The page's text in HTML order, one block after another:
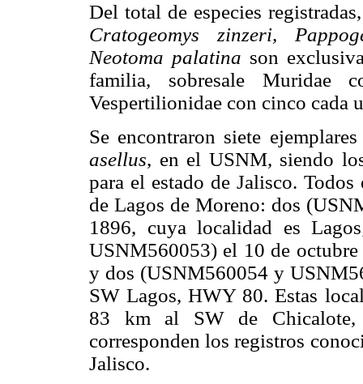
Del total de especies
Cratogeomys zinzeri,
Neotoma palatina son
familia, sobresale Muridae
Vespertilionidae con cinco cada
Se encontraron siete
asellus, en el USNM, siendo
para el estado de Jalisco.
de Lagos de Moreno: dos
1896, cuya localidad es
USNM560053) el 10 de
y dos (USNM560054 y
SW Lagos, HWY 80. Estas
83 km al SW de Chicalote,
corresponden los registros
Jalisco.